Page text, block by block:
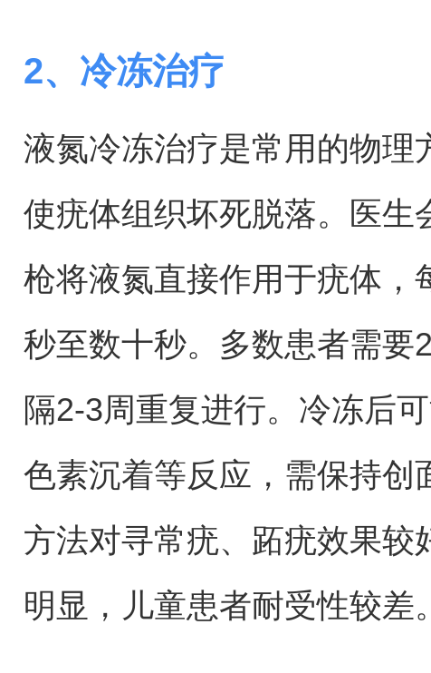
2、冷冻治疗
液氮冷冻治疗是常用的物理
使疣体组织坏死脱落。医生
枪将液氮直接作用于疣体，
秒至数十秒。多数患者需要
隔2-3周重复进行。冷冻后可
色素沉着等反应，需保持创
方法对寻常疣、跖疣效果较
明显，儿童患者耐受性较差。